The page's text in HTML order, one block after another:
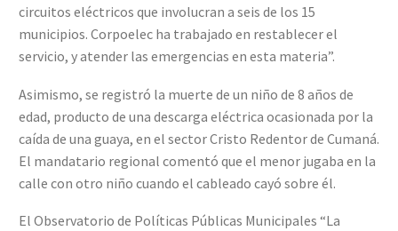
circuitos eléctricos que involucran a seis de los 15
municipios. Corpoelec ha trabajado en restablecer el
servicio, y atender las emergencias en esta materia”.
Asimismo, se registró la muerte de un niño de 8 años de
edad, producto de una descarga eléctrica ocasionada por la
caída de una guaya, en el sector Cristo Redentor de Cumaná.
El mandatario regional comentó que el menor jugaba en la
calle con otro niño cuando el cableado cayó sobre él.
El Observatorio de Políticas Públicas Municipales “La